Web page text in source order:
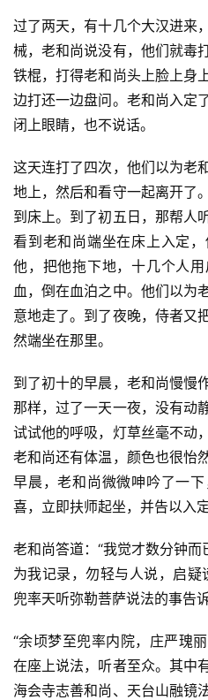
过了两天，有十几个大汉进来
械，老和尚说没有，他们就毒
铁棍，打得老和尚头上脸上身
边打还一边盘问。老和尚入定
闭上眼睛，也不说话。
这天连打了四次，他们以为老
地上，然后和看守一起离开了
到床上。到了初五日，那帮人
看到老和尚端坐在床上入定
他，把他拖下地，十几个人
血，倒在血泊之中。他们以为
意地走了。到了夜晚，侍者又
然端坐在那里。
到了初十的早晨，老和尚慢慢
那样，过了一天一夜，没有动
试试他的呼吸，灯草丝毫不动
老和尚还有体温，颜色也很怡
早晨，老和尚微微呻吟了一
喜，立即扶师起坐，并告以入
老和尚答道：“我觉才数分钟而
为我记录，勿轻与人说，启
兜率天听弥勒菩萨说法的事告
“余顷梦至兜率内院，庄严瑰
在座上说法，听者至众。其中
海会寺志善和尚、天台山融镜